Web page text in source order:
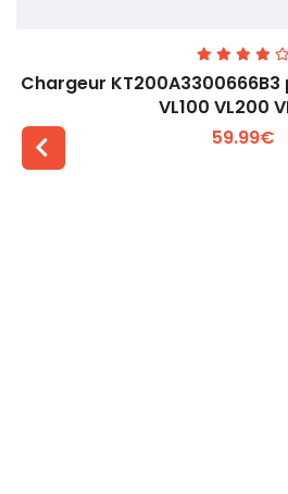
Chargeur KT200A3300666B3
VL100 VL200
59.99€